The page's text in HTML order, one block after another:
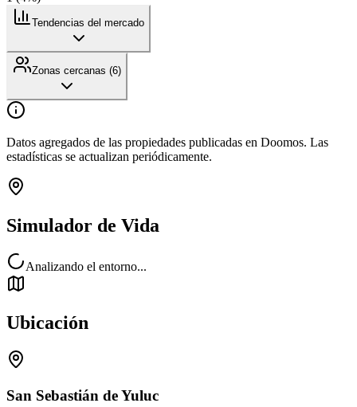
Tendencias del mercado
Zonas cercanas (6)
Datos agregados de las propiedades publicadas en Doomos. Las
estadísticas se actualizan periódicamente.
Simulador de Vida
Analizando el entorno...
Ubicación
San Sebastián de Yuluc